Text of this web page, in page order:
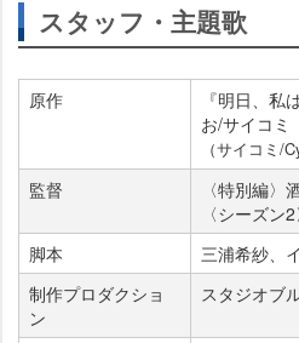
スタッフ・主題歌
原作
『明日、私
お/サイコミ
（サイコミ/
監督
〈特別編〉
〈シーズン
脚本
三浦希紗、
制作プロダクショ
ン
スタジオブ